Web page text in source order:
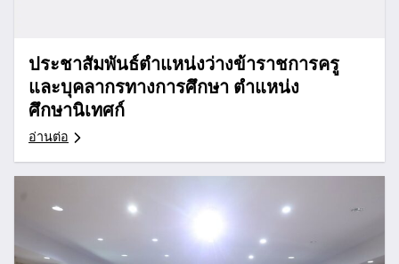
ประชาสัมพันธ์ตำแหน่งว่างข้าราชการครู
และบุคลากรทางการศึกษา ตำแหน่ง
ศึกษานิเทศก์
อ่านต่อ